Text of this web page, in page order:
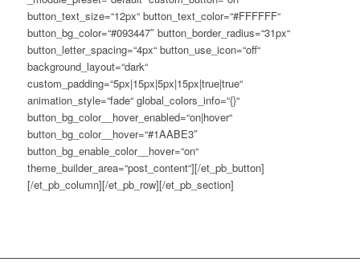
button_text_size=“12px“ button_text_color=“#FFFFFF“
button_bg_color=“#093447″ button_border_radius=“31px“
button_letter_spacing=“4px“ button_use_icon=“off“
background_layout=“dark“
custom_padding=“5px|15px|5px|15px|true|true“
animation_style=“fade“ global_colors_info=“{}“
button_bg_color__hover_enabled=“on|hover“
button_bg_color__hover=“#1AABE3″
button_bg_enable_color__hover=“on“
theme_builder_area=“post_content“][/et_pb_button]
[/et_pb_column][/et_pb_row][/et_pb_section]